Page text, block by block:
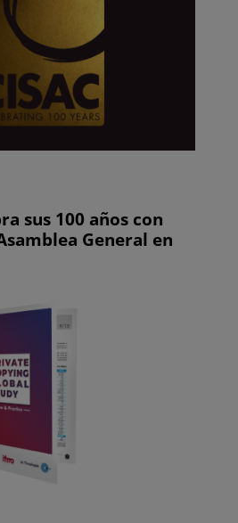
sus 100 años con
General en